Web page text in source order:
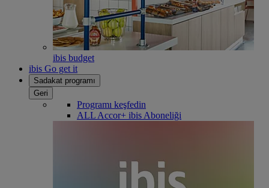
ibis budget
ibis Go get it
Sadakat programı
Geri
Programı keşfedin
ALL Accor+ ibis Aboneliği